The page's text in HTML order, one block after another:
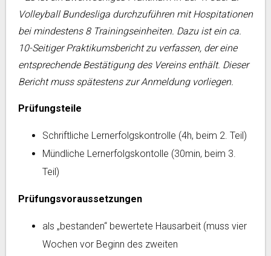
Volleyball Bundesliga durchzuführen mit Hospitationen
bei mindestens 8 Trainingseinheiten. Dazu ist ein ca.
10-Seitiger Praktikumsbericht zu verfassen, der eine
entsprechende Bestätigung des Vereins enthält. Dieser
Bericht muss spätestens zur Anmeldung vorliegen.
Prüfungsteile
Schriftliche Lernerfolgskontrolle (4h, beim 2. Teil)
Mündliche Lernerfolgskontolle (30min, beim 3.
Teil)
Prüfungsvoraussetzungen
als „bestanden“ bewertete Hausarbeit (muss vier
Wochen vor Beginn des zweiten